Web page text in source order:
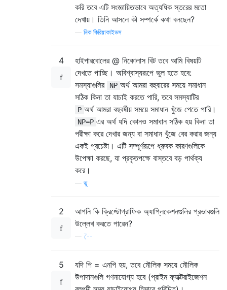
করি তবে এটি সংজ্ঞায়িতভাবে অত্যধিক স্তরের মতো
দেখায়। তিনি আসলে কী সম্পর্কে কথা বলছেন?
নিক কিরিয়াকাইডস
4
হাইপারবোলের @ নিকোলাস বিট তবে আমি বিষয়টি
দেখতে পাচ্ছি। অবিশ্বাস্যরূপে ভুল হতে হবে:
সমস্যাগুলির
NP অর্থ আমরা বহুবারের সময়ে সমাধান
সঠিক কিনা তা যাচাই করতে পারি, তবে সমস্যাটির
P অর্থ আমরা বহুবর্ষীয় সময়ে সমাধান খুঁজে পেতে পারি।
NP=P এর অর্থ যদি কোনও সমাধান সঠিক হয় কিনা তা
পরীক্ষা করে দেখার জন্য বা সমাধান খুঁজে বের করার জন্য
একই প্রচেষ্টা। এটি সম্পূর্ণরূপে ধ্রুবক কারণগুলিকে
উপেক্ষা করছে, যা প্রকৃতপক্ষে বাস্তবে বড় পার্থক্য
করে।
ভু
2
আপনি কি ক্রিপ্টোগ্রাফিক অ্যাপ্লিকেশনগুলির প্রভাবগুলি
উল্লেখ করতে পারেন?
ζ--
5
যদি পি = এনপি হয়, তবে মৌলিক সময়ে মৌলিক
উপাদানগুলি গণনাযোগ্য হবে (প্রাইম ফ্যাক্টরাইজেশন